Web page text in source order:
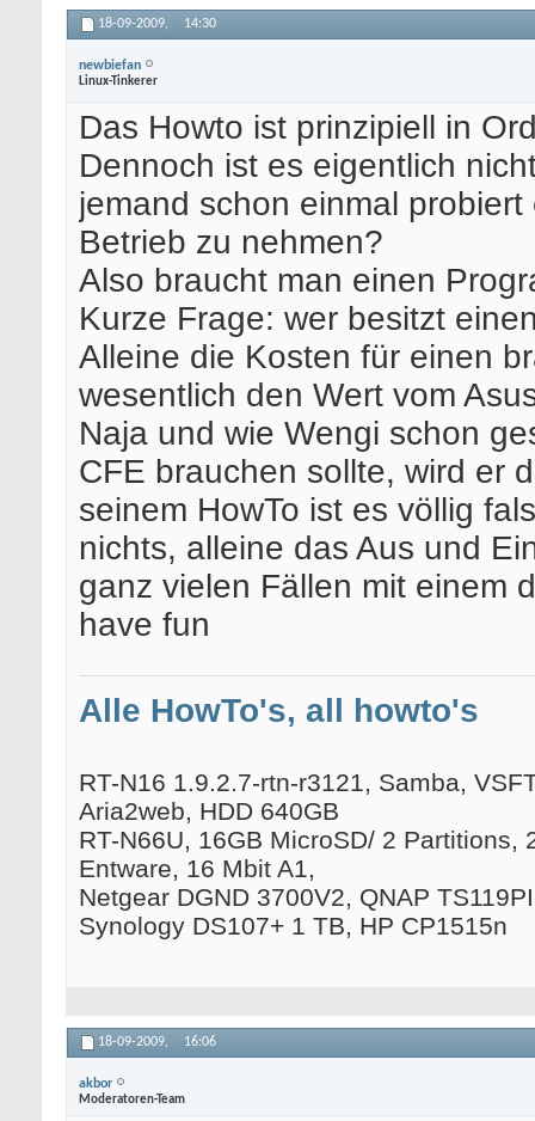
18-09-2009, 14:30
newbiefan
Linux-Tinkerer
Das Howto ist prinzipiell in
Dennoch ist es eigentlich
jemand schon einmal
Betrieb zu nehmen?
Also braucht man einen
Kurze Frage: wer besitzt
Alleine die Kosten für einen
wesentlich den Wert vom
Naja und wie Wengi schon
CFE brauchen sollte, wird er
seinem HowTo ist es völlig
nichts, alleine das Aus und
ganz vielen Fällen mit einem
have fun
Alle HowTo's, all howto's
RT-N16 1.9.2.7-rtn-r3121, Samba,
Aria2web, HDD 640GB
RT-N66U, 16GB MicroSD/ 2
Entware, 16 Mbit A1,
Netgear DGND 3700V2, QNAP
Synology DS107+ 1 TB, HP CP1515n
18-09-2009, 16:06
akbor
Moderatoren-Team